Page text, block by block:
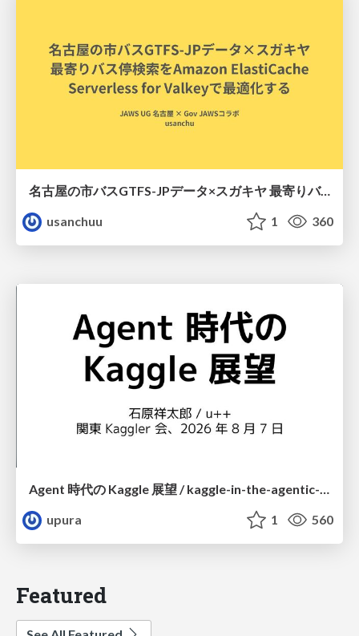
名古屋の市バスGTFS-JPデータ×スガキヤ 最寄りバス停検索をAmazon ElastiCache Serverless for Valkeyで最適化する
usanchuu
1 360
Agent 時代の Kaggle 展望 / kaggle-in-the-agentic-era
upura
1 560
Featured